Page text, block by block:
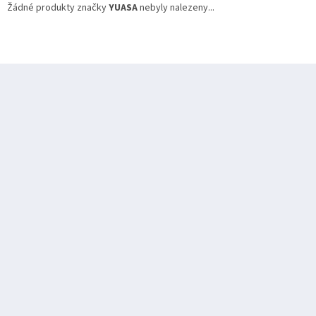
Žádné produkty značkyYUASAnebyly nalezeny...